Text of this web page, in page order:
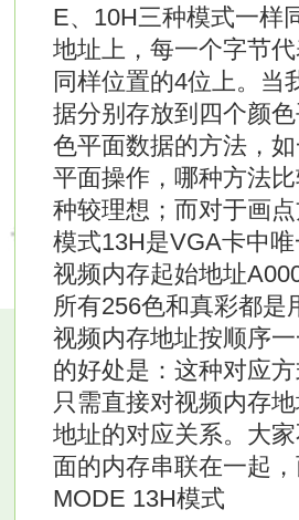
E、10H三种模式一样
地址上，每一个字节
同样位置的4位上。当
据分别存放到四个颜
色平面数据的方法，
平面操作，哪种方法
种较理想；而对于画
模式13H是VGA卡中
视频内存起始地址
所有256色和真彩都是
视频内存地址按顺序
的好处是：这种对应
只需直接对视频内存
地址的对应关系。大
面的内存串联在一起
MODE 13H模式